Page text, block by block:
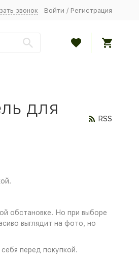
звонок Войти / Регистрация
для
RSS
обстановке. Но при выборе
выглядит на фото, но
перед покупкой.